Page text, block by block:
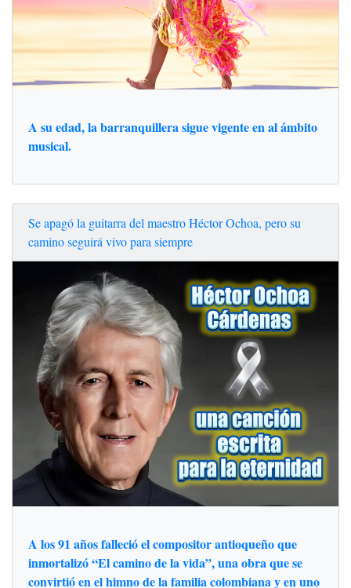
A su edad, la barranquillera sigue vigente en al ámbito
musical.
Se apagó la guitarra del maestro Héctor Ochoa, pero su
camino seguirá vivo para siempre
A los 91 años falleció el compositor antioqueño que
inmortalizó “El camino de la vida”, una obra que se
convirtió en el himno de la familia colombiana y en uno